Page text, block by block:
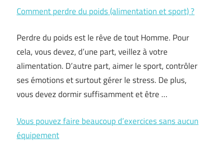
Comment perdre du poids (alimentation et sport) ?
Perdre du poids est le rêve de tout Homme. Pour
cela, vous devez, d’une part, veillez à votre
alimentation. D’autre part, aimer le sport, contrôler
ses émotions et surtout gérer le stress. De plus,
vous devez dormir suffisamment et être …
Vous pouvez faire beaucoup d’exercices sans aucun
équipement